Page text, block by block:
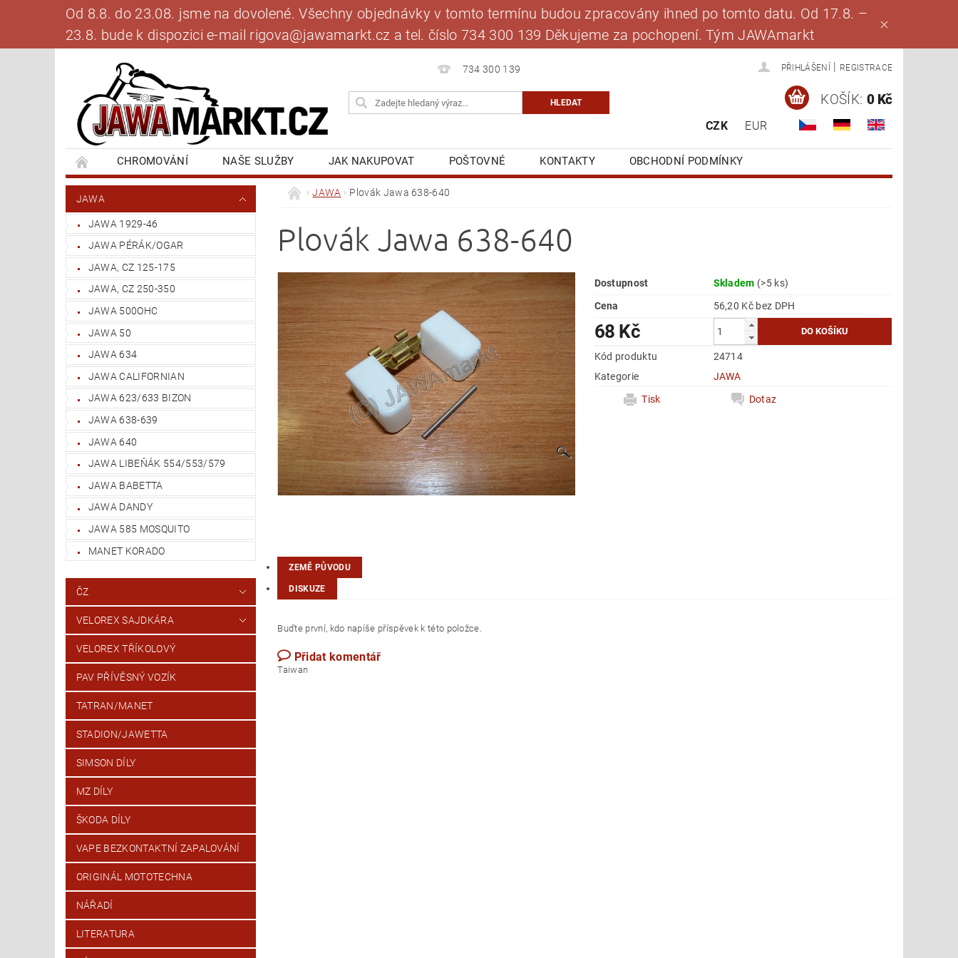
Od 8.8. do 23.08. jsme na dovolené. Všechny objednávky v tomto termínu budou zpracovány ihned po tomto datu. Od 17.8. –
23.8. bude k dispozici e-mail rigova@jawamarkt.cz a tel. číslo 734 300 139 Děkujeme za pochopení. Tým JAWAmarkt
734 300 139 PŘIHLÁŠENÍ REGISTRACE
CZK EUR
KOŠÍK: 0 Kč
CHROMOVÁNÍ NAŠE SLUŽBY JAK NAKUPOVAT POŠTOVNÉ KONTAKTY
OBCHODNÍ PODMÍNKY
BANKOVNÍ SPOJENÍ
NAPIŠTE NÁM BLOG MOJE OBJEDNÁVKA
JAWA
JAWA 1929-46
JAWA PÉRÁK/OGAR
JAWA, CZ 125-175
JAWA, CZ 250-350
JAWA 500OHC
JAWA 50
JAWA 634
JAWA CALIFORNIAN
JAWA 623/633 BIZON
JAWA 638-639
JAWA 640
JAWA LIBEŇÁK 554/553/579
JAWA BABETTA
JAWA DANDY
JAWA 585 MOSQUITO
MANET KORADO
ČZ
VELOREX SAJDKÁRA
VELOREX TŘÍKOLOVÝ
PAV PŘÍVĚSNÝ VOZÍK
TATRAN/MANET
STADION/JAWETTA
SIMSON DÍLY
MZ DÍLY
ŠKODA DÍLY
VAPE BEZKONTAKTNÍ ZAPALOVÁNÍ
ORIGINÁL MOTOTECHNA
NÁŘADÍ
LITERATURA
JAWA Plovák Jawa 638-640
Plovák Jawa 638-640
Dostupnost Skladem (>5 ks)
Cena
56,20 Kč bez DPH
68 Kč
Kód produktu
24714
Kategorie
JAWA
Tisk
Dotaz
ZEMĚ PŮVODU
DISKUZE
Buďte první, kdo napíše příspěvek k této položce.
Přidat komentář
Taiwan